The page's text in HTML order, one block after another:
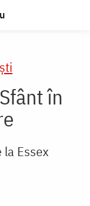
în
la Essex